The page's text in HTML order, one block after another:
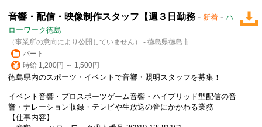
音響・配信・映像制作スタッフ【週３日勤務 - 新着 - ハ
ローワーク徳島
（事業所の意向により公開していません） - 徳島県徳島市
パート
時給 1,200円 ～ 1,500円
徳島県内のスポーツ・イベントで音響・ 照明スタッフを募集！
イベント音響・プロスポーツゲーム音響・ハイブリッド型配信の音
響・ナレーション収録・テレビや生放送の音にかかわる業務
【仕事内容】